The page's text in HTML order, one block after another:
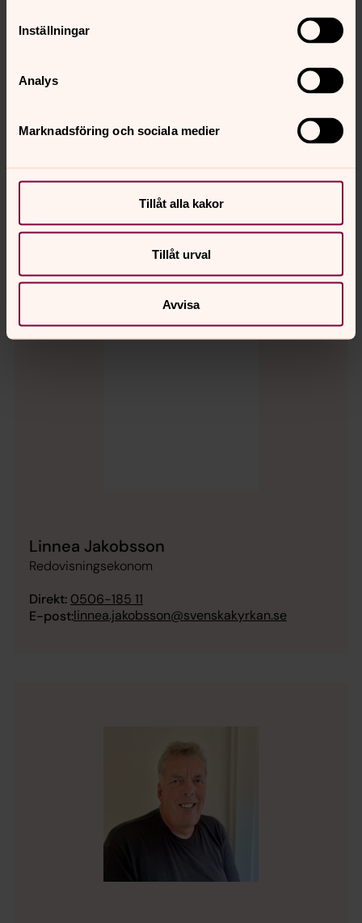
Inställningar
Analys
Marknadsföring och sociala medier
Tillåt alla kakor
Tillåt urval
Avvisa
Kanslist, pastorsexpedition
0506-185 00
E-post:marie-louise.back@svenskakyrkan.se
Linnea Jakobsson
Redovisningsekonom
Direkt: 0506-185 11
E-post:linnea.jakobsson@svenskakyrkan.se